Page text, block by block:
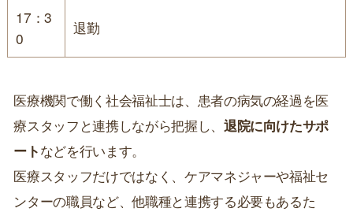
17：3
0
退勤
医療機関で働く社会福祉士は、患者の病気の経過を医
療スタッフと連携しながら把握し、 退院に向けたサポ
ートなどを行います。
医療スタッフだけではなく、ケアマネジャーや福祉セ
ンターの職員など、他職種と連携する必要もあるた